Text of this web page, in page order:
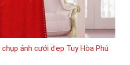
ảnh cưới đẹp Tuy Hòa Phú